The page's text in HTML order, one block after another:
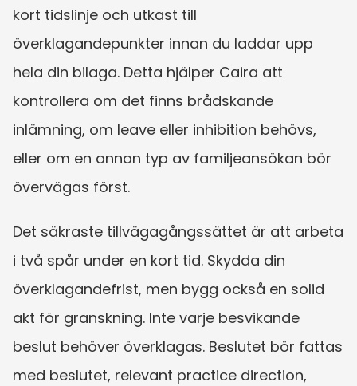
kort tidslinje och utkast till
överklagandepunkter innan du laddar upp
hela din bilaga. Detta hjälper Caira att
kontrollera om det finns brådskande
inlämning, om leave eller inhibition behövs,
eller om en annan typ av familjeansökan bör
övervägas först.
Det säkraste tillvägagångssättet är att arbeta
i två spår under en kort tid. Skydda din
överklagandefrist, men bygg också en solid
akt för granskning. Inte varje besvikande
beslut behöver överklagas. Beslutet bör fattas
med beslutet, relevant practice direction,